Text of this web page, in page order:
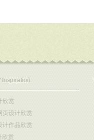
Inspiration
欣赏
页设计欣赏
计作品欣赏
欣赏